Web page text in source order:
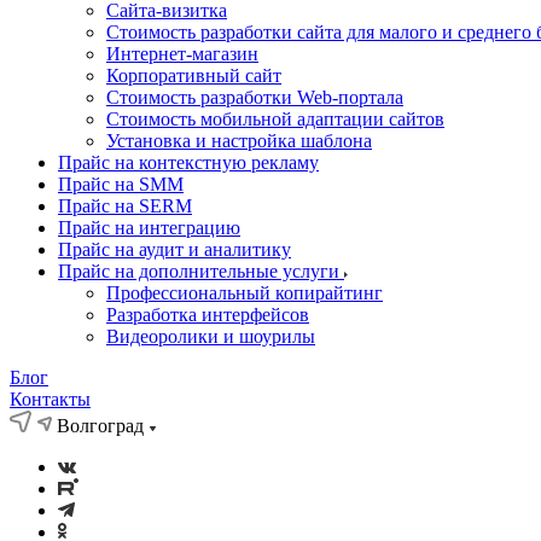
Cайта-визитка
Стоимость разработки сайта для малого и среднего
Интернет-магазин
Корпоративный сайт
Стоимость разработки Web-портала
Стоимость мобильной адаптации сайтов
Установка и настройка шаблона
Прайс на контекстную рекламу
Прайс на SMM
Прайс на SERM
Прайс на интеграцию
Прайс на аудит и аналитику
Прайс на дополнительные услуги
Профессиональный копирайтинг
Разработка интерфейсов
Видеоролики и шоурилы
Блог
Контакты
Волгоград